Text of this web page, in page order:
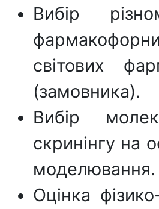
Вибір
світових
(замовника).
Вибір
скринінгу на
моделювання.
Оцінка